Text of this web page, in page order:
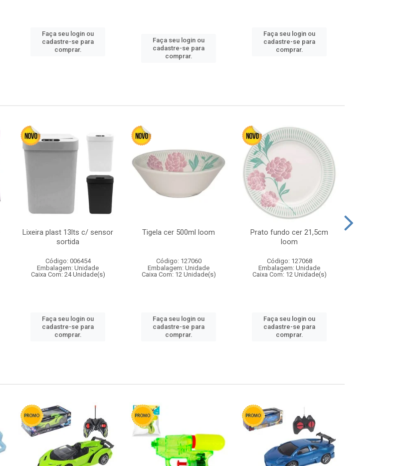
Faça seu login ou
cadastre-se para
comprar.
Faça seu login ou
cadastre-se para
comprar.
Faça seu login ou
cadastre-se para
comprar.
Lixeira plast 13lts c/ sensor
sortida
Código: 006454
Embalagem: Unidade
Caixa Com: 24 Unidade(s)
Faça seu login ou
cadastre-se para
comprar.
Tigela cer 500ml loom
Código: 127060
Embalagem: Unidade
Caixa Com: 12 Unidade(s)
Faça seu login ou
cadastre-se para
comprar.
Prato fundo cer 21,5cm
loom
Código: 127068
Embalagem: Unidade
Caixa Com: 12 Unidade(s)
Faça seu login ou
cadastre-se para
comprar.